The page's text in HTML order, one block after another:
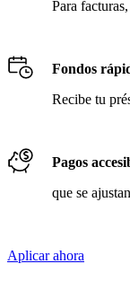
Para
Fondos
Recibe tu
Pagos
que se
Aplicar ahora